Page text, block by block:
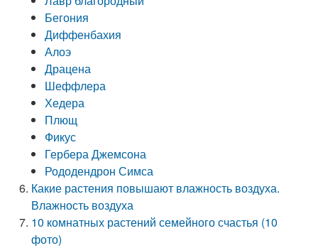
Бегония
Диффенбахия
Алоэ
Драцена
Шеффлера
Хедера
Плющ
Фикус
Гербера Джемсона
Рододендрон Симса
Какие растения повышают влажность воздуха.
Влажность воздуха
10 комнатных растений семейного счастья (10
фото)